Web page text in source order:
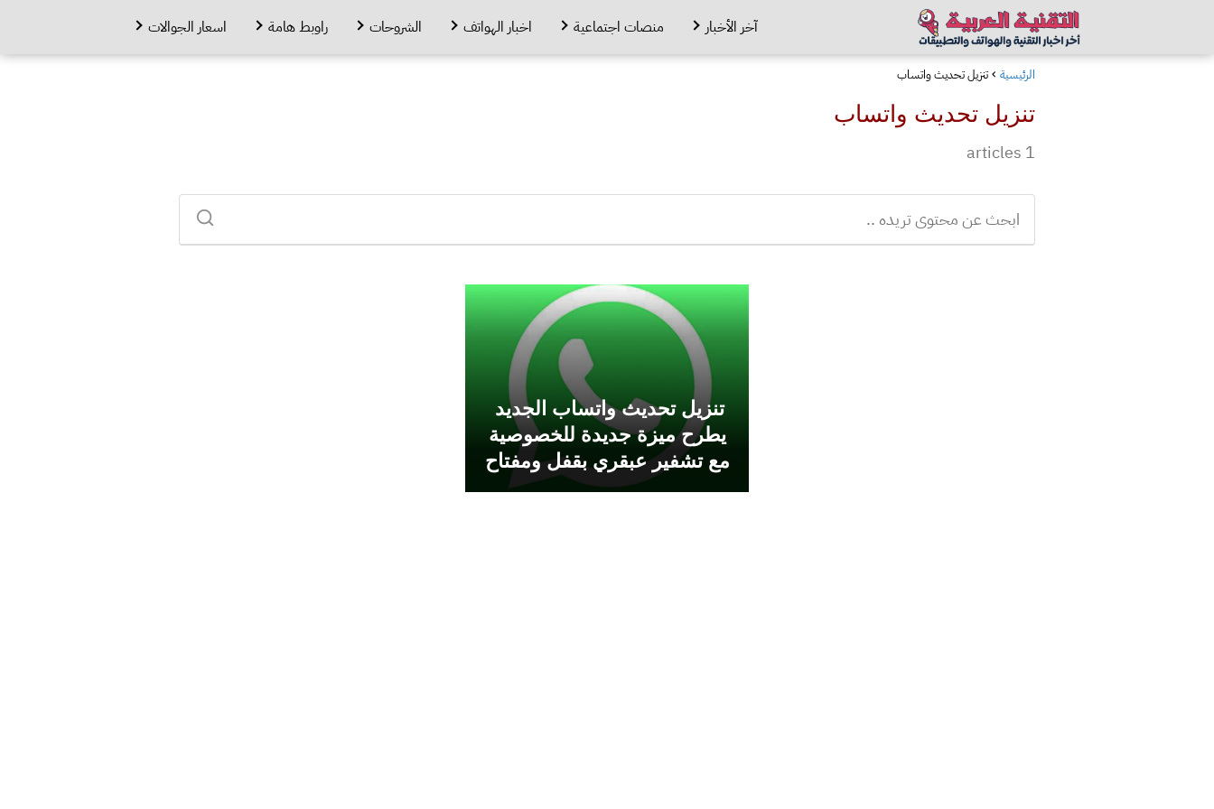
آخر الأخبار منصات اجتماعية اخبار الهواتف الشروحات راوبط هامة اسعار الجوالات
الرئيسية تنزيل تحديث واتساب
تنزيل تحديث واتساب
1 articles
تنزيل تحديث واتساب الجديد
يطرح ميزة جديدة للخصوصية
مع تشفير عبقري بقفل ومفتاح